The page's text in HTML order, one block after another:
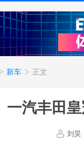
新车 正文
一汽丰田
刘昊